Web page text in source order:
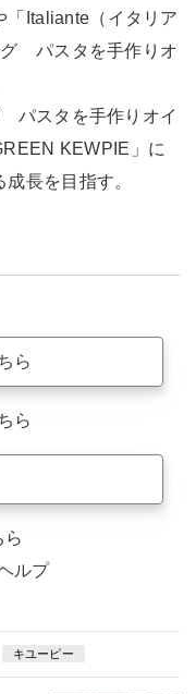
Italiante（イタリア
グ パスタを手作りオ
パスタを手作りオイ
KEWPIE」に
長を目指す。
ら
ら
ら
ルプ
キユーピー